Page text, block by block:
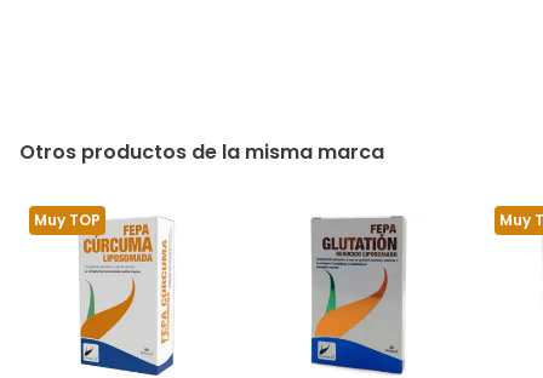
Otros productos de la misma marca
Muy TOP Muy